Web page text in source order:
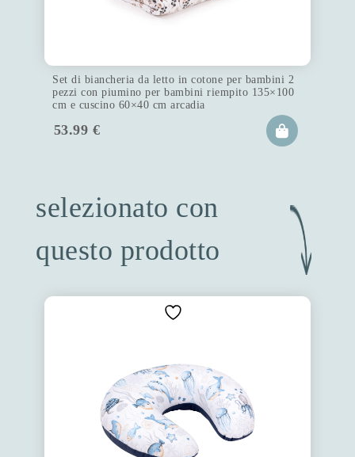
Set di biancheria da letto in cotone per bambini 2
pezzi con piumino per bambini riempito 135×100
cm e cuscino 60×40 cm arcadia
53.99 €
selezionato con
questo prodotto